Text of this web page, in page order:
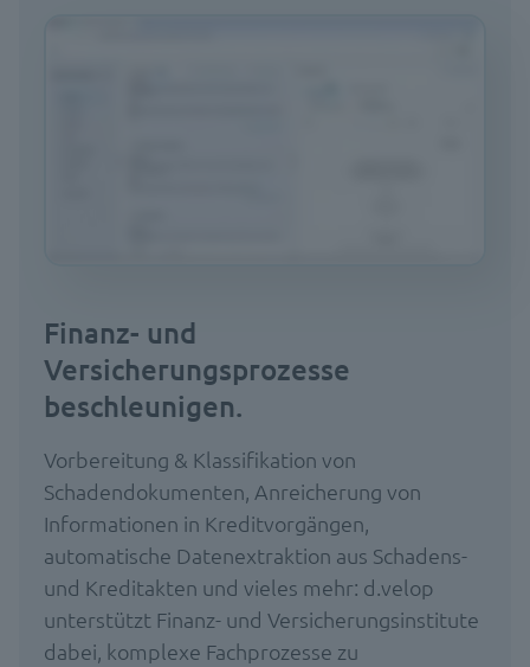
Finanz- und
Versicherungsprozesse
beschleunigen.
Vorbereitung & Klassifikation von
Schadendokumenten, Anreicherung von
Informationen in Kreditvorgängen,
automatische Datenextraktion aus Schadens-
und Kreditakten und vieles mehr: d.velop
unterstützt Finanz- und Versicherungsinstitute
dabei, komplexe Fachprozesse zu